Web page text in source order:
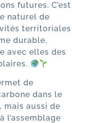
futures. C’est
naturel de
territoriales
durable,
avec elles des
de
dans le
aussi de
l’assemblage